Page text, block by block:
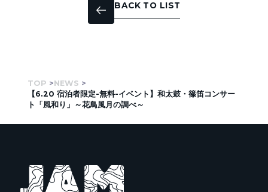
BACK TO LIST
TOP
NEWS
【6.20 宿泊者限定-無料-イベント】和太鼓・篠笛コンサー
ト「風和り」～花鳥風月の調べ～